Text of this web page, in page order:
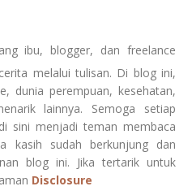
ibu, blogger, dan freelance
melalui tulisan. Di blog ini,
dunia perempuan, kesehatan,
lainnya. Semoga setiap
sini menjadi teman membaca
kasih sudah berkunjung dan
blog ini. Jika tertarik untuk
Disclosure